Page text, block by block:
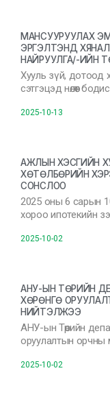
МАНСУУРУУЛАХ
ЭРГЭЛТЭНД
НАЙРУУЛГА/-ИЙН
Хууль зүй, дотоод
сэтгэцэд нөлөөт
2025-10-13
АЖЛЫН ХЭСГИЙН
ХӨТӨЛБӨРИЙН
СОНСЛОО
2025 оны 6 сарын
хороо ипотекийн
2025-10-02
АНУ-ЫН ТӨРИЙН
ХӨРӨНГӨ
НИЙТЭЛЖЭЭ
АНУ-ын Төрийн
оруулалтын орчны
2025-10-02